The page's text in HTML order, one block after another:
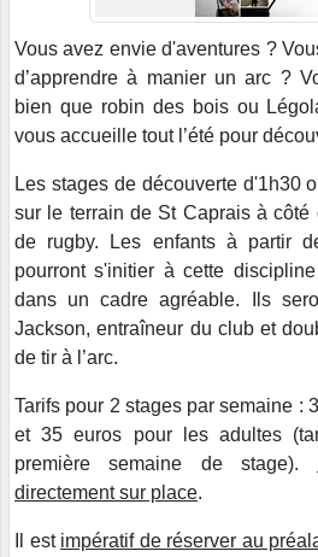
Vous avez envie d'aventures ?
d’apprendre à manier un arc ?
bien que robin des bois ou
vous accueille tout l’été pour
Les stages de découverte d'1h30
sur le terrain de St Caprais à côté
de rugby. Les enfants à partir
pourront s'initier à cette
dans un cadre agréable. Ils
Jackson, entraîneur du club et
de tir à l’arc.
Tarifs pour 2 stages par semaine :
et 35 euros pour les adultes
première semaine de stage).
directement sur place.
Il est impératif de réserver au